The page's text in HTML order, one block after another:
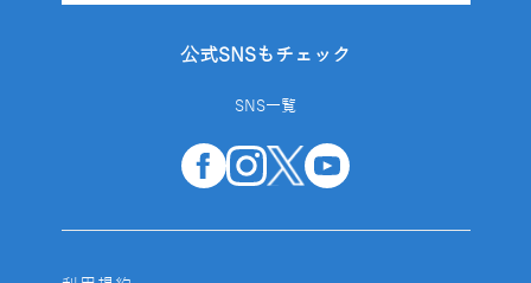
公式SNSもチェック
SNS一覧